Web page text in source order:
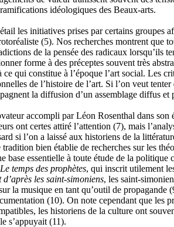
idéologiques des Beaux-arts.
les initiatives prises par certains groupes
(5). Nos recherches montrent que
de la pensée des radicaux lorsqu’ils
forme à des préceptes souvent très
qui constitue à l’époque l’art social. Les
de l’histoire de l’art. Si l’on veut
la diffusion d’un assemblage diffus
accompli par Léon Rosenthal dans son
ont certes attiré l’attention (7), mais
si l’on a laissé aux historiens de la
tradition bien établie de recherches sur les
base essentielle à toute étude de la
Le temps des prophètes, qui inscrit utilement
les saint-simoniens, les saint-
la musique en tant qu’outil de propagande
(10). On note cependant que les
les historiens de la culture ont
s’appuyait (11).